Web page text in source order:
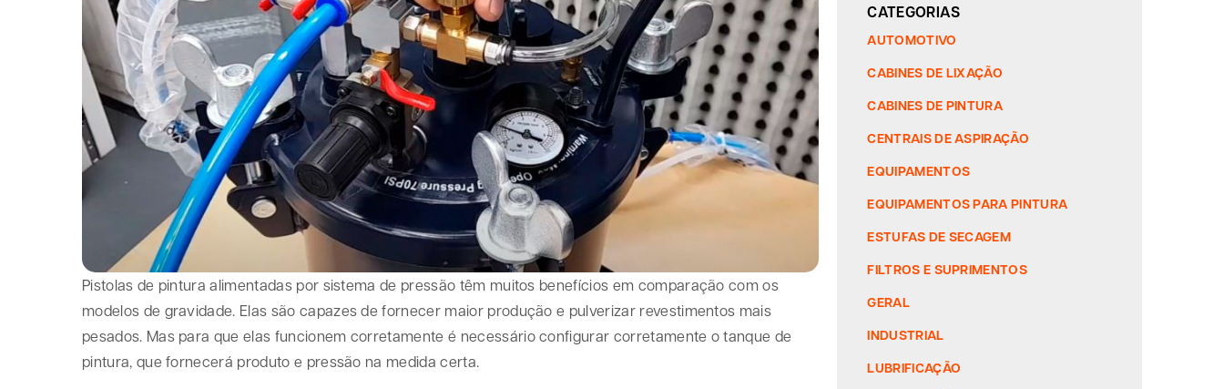
Pistolas de pintura alimentadas por sistema de pressão têm muitos benefícios em comparação com os
modelos de gravidade. Elas são capazes de fornecer maior produção e pulverizar revestimentos mais
pesados. Mas para que elas funcionem corretamente é necessário configurar corretamente o tanque de
pintura, que fornecerá produto e pressão na medida certa.
CATEGORIAS
AUTOMOTIVO
CABINES DE LIXAÇÃO
CABINES DE PINTURA
CENTRAIS DE ASPIRAÇÃO
EQUIPAMENTOS
EQUIPAMENTOS PARA PINTURA
ESTUFAS DE SECAGEM
FILTROS E SUPRIMENTOS
GERAL
INDUSTRIAL
LUBRIFICAÇÃO